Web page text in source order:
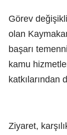
Görev
olan
başarı
kamu
katkılarından
Ziyaret,